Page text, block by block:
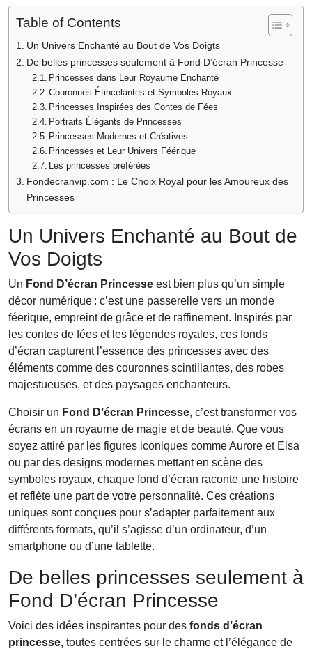
Table of Contents
Un Univers Enchanté au Bout de Vos Doigts
De belles princesses seulement à Fond D’écran Princesse
Princesses dans Leur Royaume Enchanté
Couronnes Étincelantes et Symboles Royaux
Princesses Inspirées des Contes de Fées
Portraits Élégants de Princesses
Princesses Modernes et Créatives
Princesses et Leur Univers Féérique
Les princesses préférées
Fondecranvip.com : Le Choix Royal pour les Amoureux des
Princesses
Un Univers Enchanté au Bout de
Vos Doigts
Un Fond D’écran Princesse est bien plus qu’un simple
décor numérique : c’est une passerelle vers un monde
féerique, empreint de grâce et de raffinement. Inspirés par
les contes de fées et les légendes royales, ces fonds
d’écran capturent l’essence des princesses avec des
éléments comme des couronnes scintillantes, des robes
majestueuses, et des paysages enchanteurs.
Choisir un Fond D’écran Princesse, c’est transformer vos
écrans en un royaume de magie et de beauté. Que vous
soyez attiré par les figures iconiques comme Aurore et Elsa
ou par des designs modernes mettant en scène des
symboles royaux, chaque fond d’écran raconte une histoire
et reflète une part de votre personnalité. Ces créations
uniques sont conçues pour s’adapter parfaitement aux
différents formats, qu’il s’agisse d’un ordinateur, d’un
smartphone ou d’une tablette.
De belles princesses seulement à
Fond D’écran Princesse
Voici des idées inspirantes pour des fonds d’écran
princesse, toutes centrées sur le charme et l’élégance de